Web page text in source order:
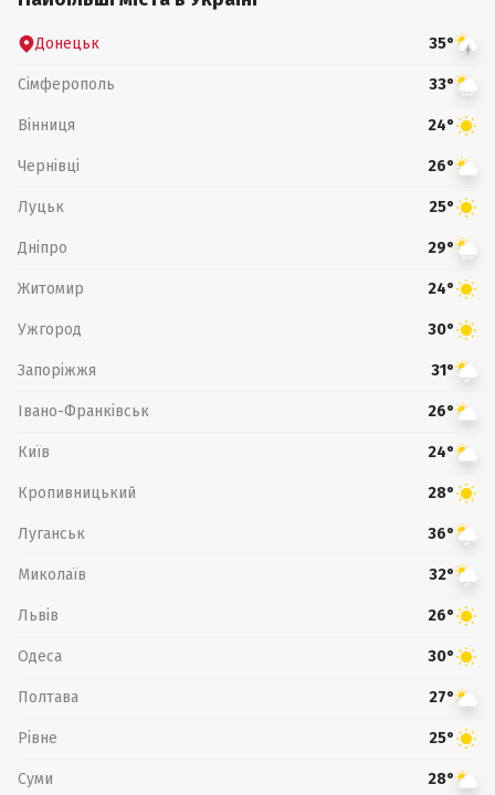
Донецьк 35°
Сімферополь 33°
Вінниця 24°
Чернівці 26°
Луцьк 25°
Дніпро 29°
Житомир 24°
Ужгород 30°
Запоріжжя 31°
Івано-Франківськ 26°
Київ 24°
Кропивницький 28°
Луганськ 36°
Миколаїв 32°
Львів 26°
Одеса 30°
Полтава 27°
Рівне 25°
Суми 28°